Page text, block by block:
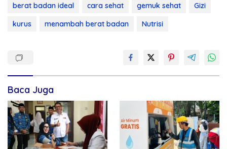
berat badan ideal cara sehat gemuk sehat
Gizi
kurus
menambah berat badan Nutrisi
Baca Juga